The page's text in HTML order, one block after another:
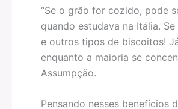
“Se o grão for cozido, pode
quando estudava na Itália.
e outros tipos de biscoitos!
enquanto a maioria se
Assumpção.
Pensando nesses benefícios